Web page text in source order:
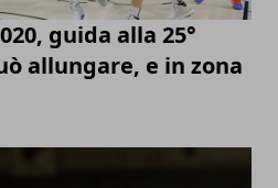
guida alla 25°
allungare, e in zona